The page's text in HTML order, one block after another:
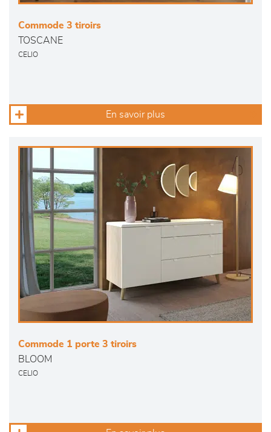
Commode 3 tiroirs
TOSCANE
CELIO
En savoir plus
Commode 1 porte 3 tiroirs
BLOOM
CELIO